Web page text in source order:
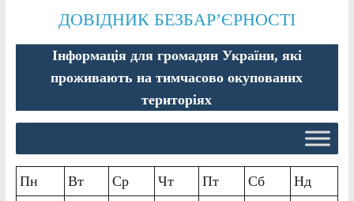
ДОВІДНИК БЕЗБАР’ЄРНОСТІ
Інформація для громадян України, які
проживають на тимчасово окупованих
територіях
Пн Вт Ср Чт Пт Сб
Нд